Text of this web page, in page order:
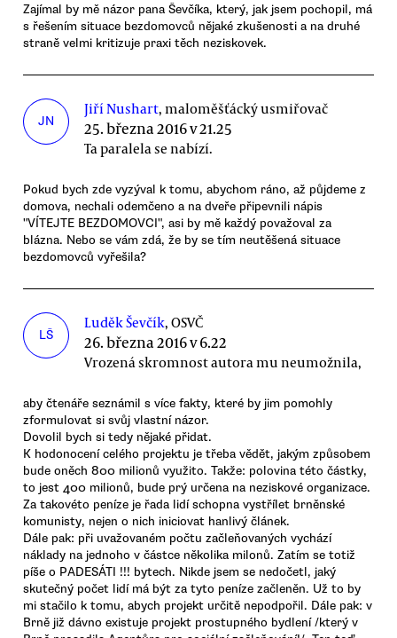
Zajímal by mě názor pana Ševčíka, který, jak jsem pochopil, má
s řešením situace bezdomovců nějaké zkušenosti a na druhé
straně velmi kritizuje praxi těch neziskovek.
JN
Jiří Nushart, maloměšťácký usmiřovač
25. března 2016 v 21.25
Ta paralela se nabízí.
Pokud bych zde vyzýval k tomu, abychom ráno, až půjdeme z
domova, nechali odemčeno a na dveře připevnili nápis
"VÍTEJTE BEZDOMOVCI", asi by mě každý považoval za
blázna. Nebo se vám zdá, že by se tím neutěšená situace
bezdomovců vyřešila?
LŠ
Luděk Ševčík, OSVČ
26. března 2016 v 6.22
Vrozená skromnost autora mu neumožnila,
aby čtenáře seznámil s více fakty, které by jim pomohly
zformulovat si svůj vlastní názor.
Dovolil bych si tedy nějaké přidat.
K hodonocení celého projektu je třeba vědět, jakým způsobem
bude oněch 800 milionů využito. Takže: polovina této částky,
to jest 400 milionů, bude prý určena na neziskové organizace.
Za takovéto peníze je řada lidí schopna vystřílet brněnské
komunisty, nejen o nich iniciovat hanlivý článek.
Dále pak: při uvažovaném počtu začleňovaných vychází
náklady na jednoho v částce několika milonů. Zatím se totiž
píše o PADESÁTI !!! bytech. Nikde jsem se nedočetl, jaký
skutečný počet lidí má být za tyto peníze začleněn. Už to by
mi stačilo k tomu, abych projekt určitě nepodpořil. Dále pak: v
Brně již dávno existuje projekt prostupného bydlení /který v